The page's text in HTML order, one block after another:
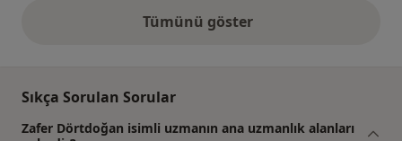
Tümünü gösteryukarıdaki görüşler
Sıkça Sorulan Sorular
Zafer Dörtdoğan isimli uzmanın ana uzmanlık alanları